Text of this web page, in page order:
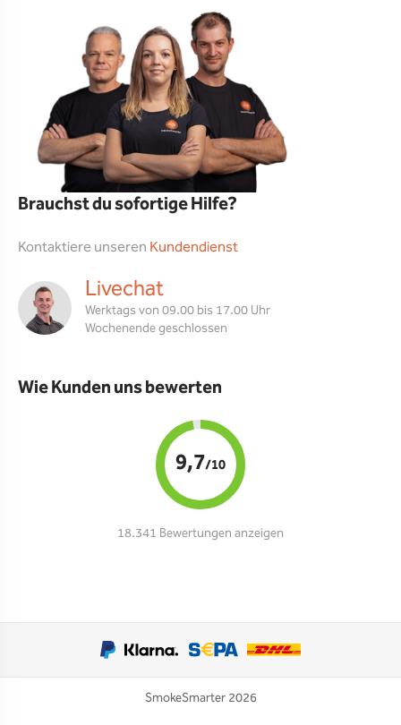
Brauchst du sofortige Hilfe?
Kontaktiere unseren Kundendienst
Livechat
Werktags von 09.00 bis 17.00 Uhr
Wochenende geschlossen
Wie Kunden uns bewerten
9,7/10
18.341 Bewertungen anzeigen
SmokeSmarter 2026